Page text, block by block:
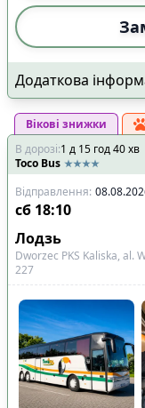
Додаткова
Вікові знижки
В дорозі:1 д 15 год40хв
Toco Bus
Відправлення:
сб 18:10
Лодзь
Dworzec PKS Kaliska, al.
227